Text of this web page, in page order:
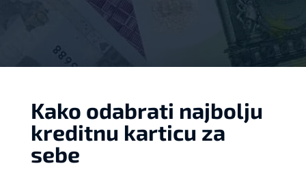
Kako odabrati najbolju
kreditnu karticu za
sebe